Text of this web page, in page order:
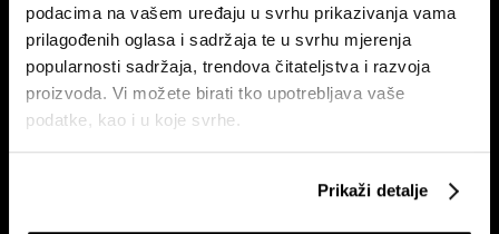
podacima na vašem uređaju u svrhu prikazivanja vama
prilagođenih oglasa i sadržaja te u svrhu mjerenja
popularnosti sadržaja, trendova čitateljstva i razvoja
proizvoda. Vi možete birati tko upotrebljava vaše
podatke, kao i u koje svrhe.
Prikupljati podatke o vašoj geografskoj lokaciji,
Prikaži detalje